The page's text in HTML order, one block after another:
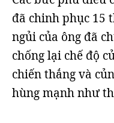
đã chinh phục 15
ngủi của ông đã
chống lại chế độ
chiến thắng và
hùng mạnh như